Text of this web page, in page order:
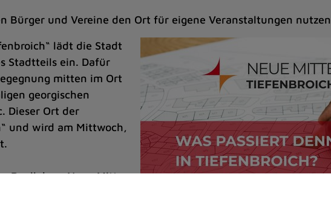
Bürger und Vereine den Ort für eigene Veranstaltungen nutzen
lädt die Stadt
Stadtteils ein. Dafür
mitten im Ort
georgischen
Dieser Ort der
und wird am Mittwoch,
Reallabor „Neue Mitte
Herzen des Stadtteils